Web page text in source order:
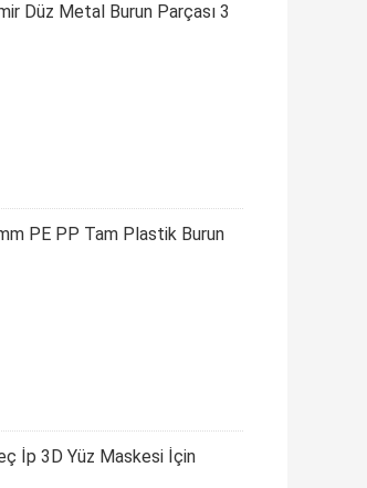
Düz Metal Burun Parçası 3
PE PP Tam Plastik Burun
İp 3D Yüz Maskesi İçin